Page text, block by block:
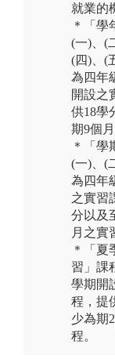
就業的
＊「學
(一)、(
(四)、(
為四年
開設之
供18學
期9個
＊「學
(一)、(
為四年
之實習
分以及
月之實
＊「夏
習」課
學期開
程，提
少為期
程。